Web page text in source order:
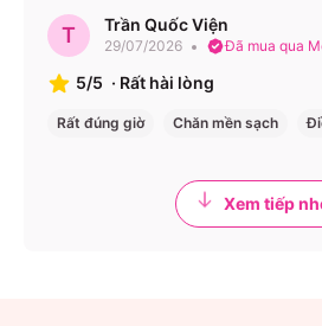
Điền Linh có hơn 350 phòng vé,
các bến xe lớn như Miền Đông,
Điểm đón/trả nổi bật: TP.HCM – Lê
Dịch vụ trung chuyển nội thành:
T Trần Quốc Viện
29/07/2026 Đã mua qua
5/5 · Rất hài lòng
Rất đúng giờ Chăn mền sạch
Xem tiếp